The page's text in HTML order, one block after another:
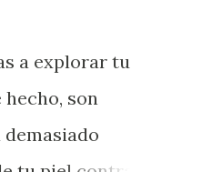
a explorar tu
son